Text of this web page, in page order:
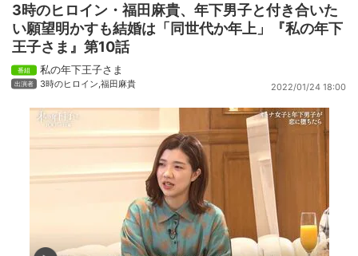
3時のヒロイン・福田麻貴、年下男子と付き合いた
い願望明かすも結婚は「同世代か年上」『私の年下
王子さま』第10話
私の年下王子さま
3時のヒロイン 福田麻貴 2022/01/24 18:00